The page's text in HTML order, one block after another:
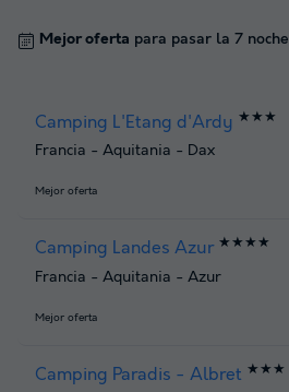
Mejor oferta para pasar la 7 noche
Camping L'Etang d'Ardy ★★★
Francia - Aquitania - Dax
Mejor oferta
Camping Landes Azur ★★★★
Francia - Aquitania - Azur
Mejor oferta
Camping Paradis - Albret ★★★